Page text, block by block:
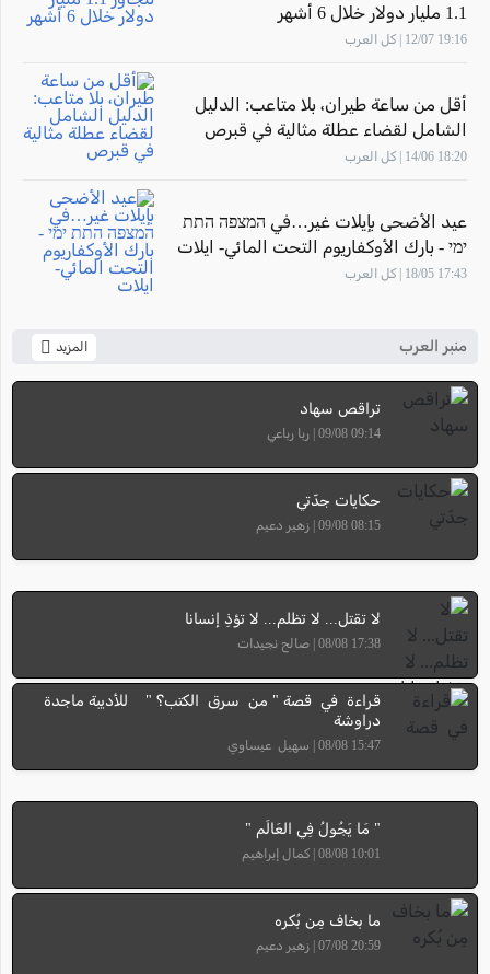
1.1 مليار دولار خلال 6 أشهر
19:16 12/07 | كل العرب
أقل من ساعة طيران، بلا متاعب: الدليل
الشامل لقضاء عطلة مثالية في قبرص
18:20 14/06 | كل العرب
عيد الأضحى بإيلات غير…في המצפה התת
ימי - بارك الأوكفاريوم التحت المائي- ايلات
17:43 18/05 | كل العرب
منبر العرب المزيد
تراقص سهاد
09:14 09/08 | ربا رباعي
حكايات جدّتي
08:15 09/08 | زهير دعيم
لا تقتل... لا تظلم... لا تؤذِ إنسانا
17:38 08/08 | صالح نجيدات
قراءة في قصة " من سرق الكتب؟ " للأديبة ماجدة
دراوشة
15:47 08/08 | سهيل عيساوي
" مَا يَجُولُ فِي العَالَم "
10:01 08/08 | كمال إبراهيم
ما بخاف مِن بُكره
20:59 07/08 | زهير دعيم